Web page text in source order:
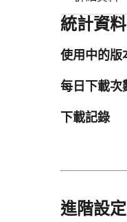
統計資料
使用中的版
每日下載次
下載記錄
進階設定